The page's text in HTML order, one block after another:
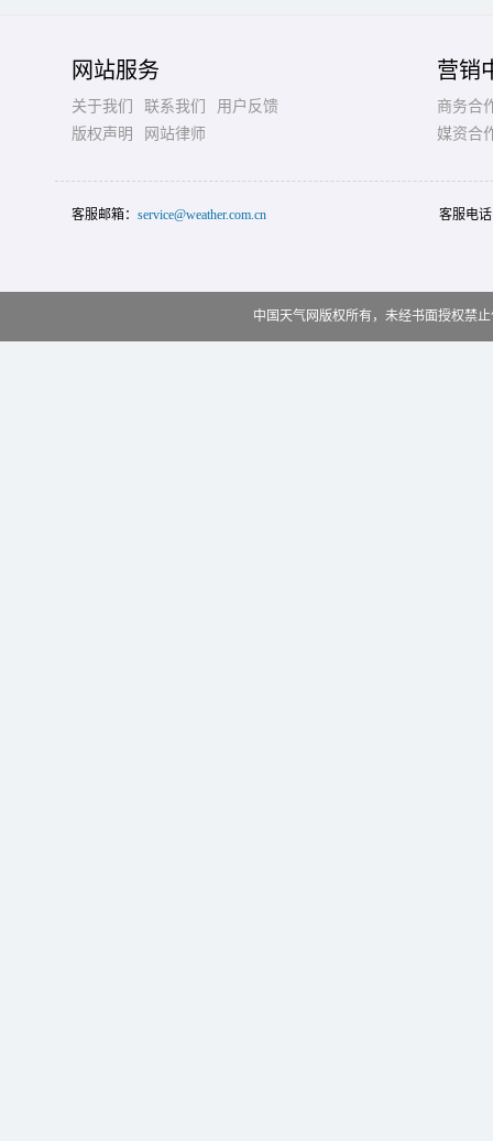
网站服务
关于我们 联系我们
用户反馈
版权声明
网站律师
营销
商务合
媒资合
客服邮箱： service@weather.com.cn 客服电
中国天气网版权所有，未经书面授权